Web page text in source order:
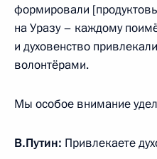
Рабочая встреча с
Евкуровым
23 мая 2016 года, 15:00
в Ингушетии
формировали
на Уразу – каждому
и духовенство
волонтёрами.
Мы особое внимание
В.Путин: Привлекаете